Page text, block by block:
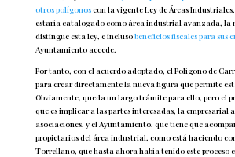
otros polígonoscon la vigente Ley de Áreas
estaría catalogado como área industrial avanzada, la
distingue esta ley, e inclusobeneficios fiscales para sus
Ayuntamiento accede.
Por tanto, con el acuerdo adoptado, el Polígono de
para crear directamente la nueva figura que permite
Obviamente, queda un largo trámite para ello, pero el
que es implicar a las partes interesadas, la empresarial
asociaciones, y el Ayuntamiento, que tiene que
propietarios del área industrial, como está haciendo
Torrellano, que hasta ahora había tenido este proceso